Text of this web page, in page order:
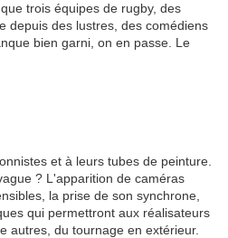
trois équipes de rugby, des
depuis des lustres, des comédiens
bien garni, on en passe. Le
et à leurs tubes de peinture.
? L'apparition de caméras
la prise de son synchrone,
qui permettront aux réalisateurs
autres, du tournage en extérieur.